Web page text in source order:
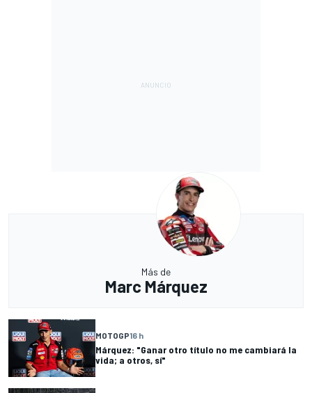
Más de
Marc Márquez
MOTOGP16 h
Márquez: "Ganar otro título no me cambiará la
vida; a otros, sí"